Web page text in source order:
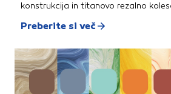
konstrukcija in titanovo rezalno
Preberite si več